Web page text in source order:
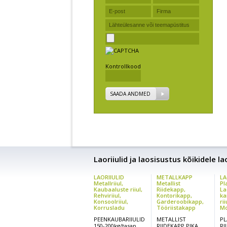
Kontrollkood
SAADA ANDMED
Laoriiulid ja laosisustus kõikidele
LAORIIULID
Metallriiul,
Kaubaaluste riiul,
Rehviriiul,
Konsoolriiul,
Korrusladu
PEENKAUBARIIULID
METALLKAPP
Metallist
Riidekapp,
Kontorikapp,
Garderoobikapp,
Tööriistakapp
METALLIST